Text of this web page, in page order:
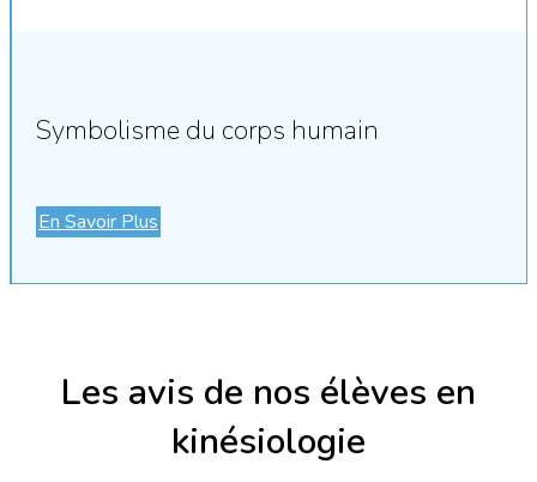
Symbolisme du corps humain
En Savoir Plus
Les avis de nos élèves en
kinésiologie